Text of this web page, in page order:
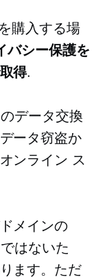
購入する場
バシー保護を
得.
データ交換
ータ窃盗か
ンライン ス
メインの
はないた
ます。ただ